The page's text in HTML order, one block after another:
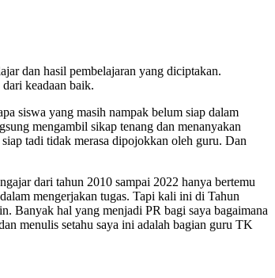
dan hasil pembelajaran yang diciptakan.
keadaan baik.
siswa yang masih nampak belum siap dalam
mengambil sikap tenang dan menanyakan
tadi tidak merasa dipojokkan oleh guru. Dan
dari tahun 2010 sampai 2022 hanya bertemu
mengerjakan tugas. Tapi kali ini di Tahun
Banyak hal yang menjadi PR bagi saya bagaimana
menulis setahu saya ini adalah bagian guru TK